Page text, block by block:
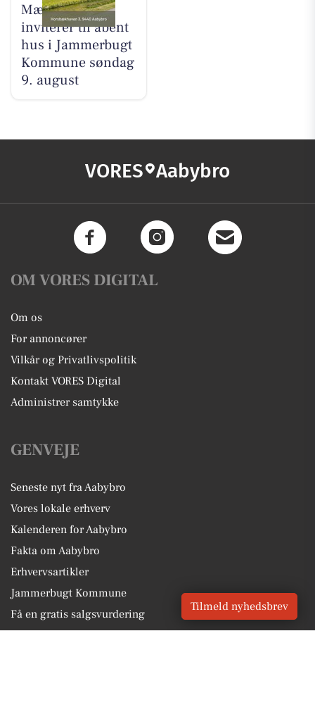
Mæglerhuset
inviterer til åbent
hus i Jammerbugt
Kommune søndag
9. august
VORES Aabybro
OM VORES DIGITAL
Om os
For annoncører
Vilkår og Privatlivspolitik
Kontakt VORES Digital
Administrer samtykke
GENVEJE
Seneste nyt fra Aabybro
Vores lokale erhverv
Kalenderen for Aabybro
Fakta om Aabybro
Erhvervsartikler
Jammerbugt Kommune
Få en gratis salgsvurdering
Sponsoreret indhold
Tilmeld nyhedsbrev